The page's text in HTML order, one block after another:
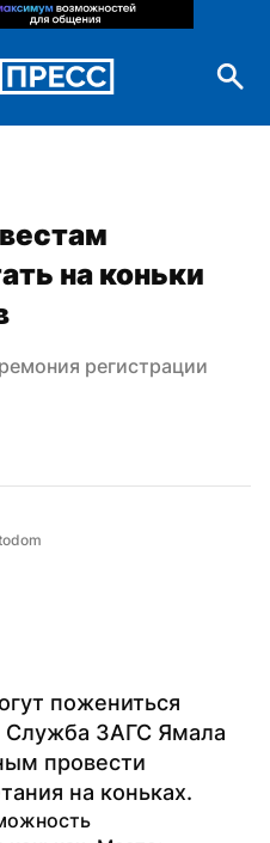
на коньки
регистрации
пожениться
ЗАГС Ямала
провести
на коньках.